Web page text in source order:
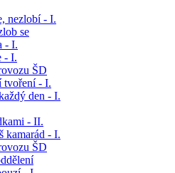
nezlobí - I.
se
- I.
- I.
ŠD
tvoření - I.
den - I.
- II.
kamarád - I.
ŠD